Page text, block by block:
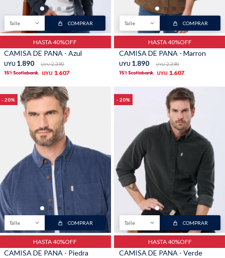
Talle COMPRAR
HASTA 40%OFF
CAMISA DE PANA - Azul
UYU 1.890 UYU 2.390
UYU 1.607
Talle COMPRAR
HASTA 40%OFF
CAMISA DE PANA - Marron
UYU 1.890 UYU 2.390
UYU 1.607
20
Talle COMPRAR
HASTA 40%OFF
CAMISA DE PANA - Piedra
20
Talle COMPRAR
HASTA 40%OFF
CAMISA DE PANA - Verde